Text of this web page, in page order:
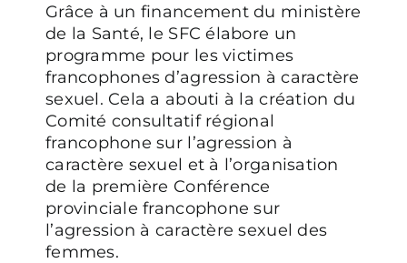
Grâce à un financement du ministère
de la Santé, le SFC élabore un
programme pour les victimes
francophones d’agression à caractère
sexuel. Cela a abouti à la création du
Comité consultatif régional
francophone sur l’agression à
caractère sexuel et à l’organisation
de la première Conférence
provinciale francophone sur
l’agression à caractère sexuel des
femmes.